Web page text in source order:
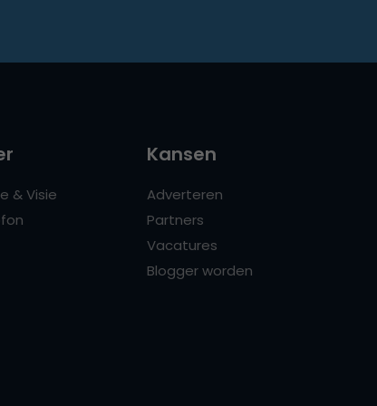
& Visie
Kansen
Adverteren
Partners
Vacatures
Blogger worden